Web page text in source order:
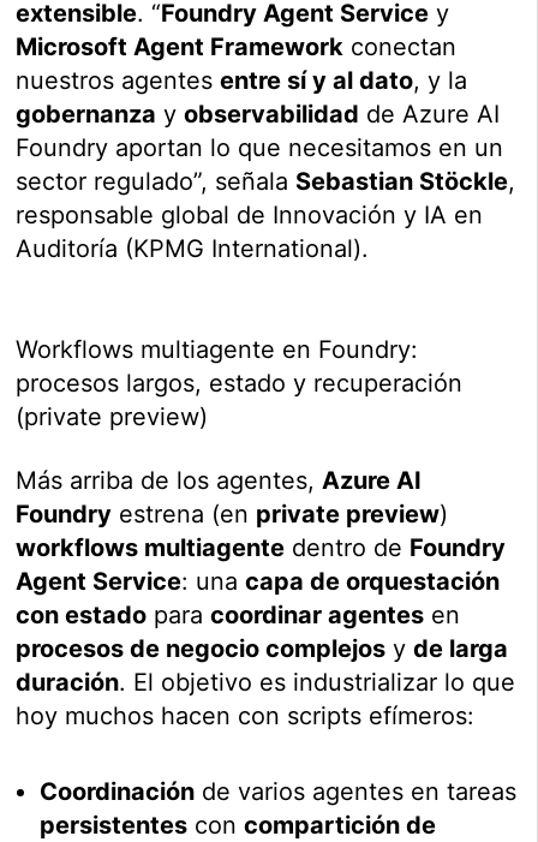
extensible. “Foundry Agent Service y
Microsoft Agent Framework conectan
nuestros agentesentre sí y al dato, y la
gobernanza yobservabilidad de Azure AI
Foundry aportan lo que necesitamos en un
sector regulado”, señala Sebastian Stöckle,
responsable global de Innovación y IA en
Auditoría (KPMG International).
Workflows multiagente en Foundry:
procesos largos, estado y recuperación
(private preview)
Más arriba de los agentes,Azure AI
Foundry estrena (en private preview)
workflows multiagente dentro de Foundry
Agent Service: unacapa de orquestación
con estado paracoordinar agentes en
procesos de negocio complejos yde larga
duración. El objetivo es industrializar lo que
hoy muchos hacen con scripts efímeros:
Coordinación de varios agentes en tareas
persistentes concompartición de